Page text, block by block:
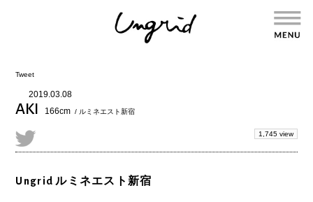
Tweet
2019.03.08
AKI 166cm / ルミネエスト新宿
1,745 view
Ungrid ルミネエスト新宿